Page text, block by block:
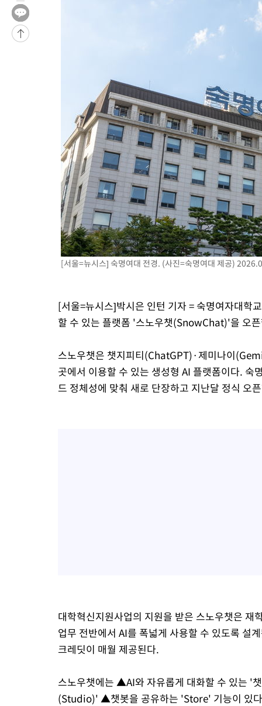
-24704초 전 >
[속보]강훈식 "충청권 246조·영남권 107조 투자 프로젝트 올
수"
-24351초 전 >
[속보]강훈식 "반도체 함께 성장 프로젝트 10년간 1조원 규모
진…상생무역금융 5조 공급"
-23903초 전 >
[속보]강훈식 "연내 메가특구특별법 제정 추진…인허가·환경
[속보]경찰, '내부 비리' 자진신고자 징계 감면…포상금 1억으
제주 골프장서 멧돼지 출현 결국 사살…'이용객 대피'
[속보]원·달러 환율, 2.3원 오른 1418.4원 마감
[속보]코스피, 40.89포인트(0.65%) 오른 6299.66 마감
[속보]코스닥, 55.66포인트(6.97%) 오른 854.47 마감
대포통장 107개로 불법도박 수익 5062억 세탁…19명 검거
[속보]이 대통령 "2028년 중순까지 광주 군공항 기능 다른 군
으로 임시 배치해 산단 조기 착공"
포항스틸야드 관중석 천장 석재 낙하…K리그 전구장 긴급 점검
[속보]'전장연 시위' 1호선 용산역 상행선 무정차 통과 종료
[속보]코스닥 지수 5%대 급등에 '매수 사이드카' 발동
[속보]원·달러 환율, 오전 9시 1410.3원
[속보]코스닥, 8.85포인트(1.11%) 오른 807.66 개장
[속보]코스피, 47.56포인트(0.76%) 오른 6306.33 개장
'낮 최고 34도' 전국 더위 지속…강원·경상권 오전 비
[서울=뉴시스] 숙명여대 전경. (사진=숙명여대 제공)
[서울=뉴시스]박시은 인턴 기자 = 숙명여자대학
할 수 있는 플랫폼 '스노우챗(SnowChat)'을 오
스노우챗은 챗지피티(ChatGPT)·제미나이
곳에서 이용할 수 있는 생성형 AI 플랫폼이다.
드 정체성에 맞춰 새로 단장하고 지난달 정식 오
대학혁신지원사업의 지원을 받은 스노우챗은
업무 전반에서 AI를 폭넓게 사용할 수 있도록 설
크레딧이 매월 제공된다.
스노우챗에는 ▲AI와 자유롭게 대화할 수 있는
(Studio)' ▲챗봇을 공유하는 'Store' 기능이 있다